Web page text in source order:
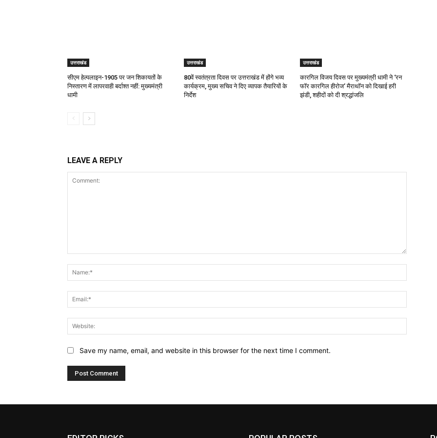
उत्तराखंड
सीएम हेल्पलाइन-1905 पर जन शिकायतों के
निस्तारण में लापरवाही बर्दाश्त नहीं: मुख्यमंत्री
धामी
उत्तराखंड
80वें स्वतंत्रता दिवस पर उत्तराखंड में होंगे भव्य
कार्यक्रम, मुख्य सचिव ने दिए व्यापक तैयारियों के
निर्देश
उत्तराखंड
कारगिल विजय दिवस पर मुख्यमंत्री धामी ने ‘रन
फॉर कारगिल हीरोज’ मैराथॉन को दिखाई हरी
झंडी, शहीदों को दी श्रद्धांजलि
LEAVE A REPLY
Save my name, email, and website in this browser for the next time I comment.